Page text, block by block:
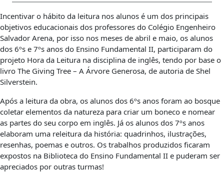
Incentivar o hábito da leitura nos alunos é um dos principais
objetivos educacionais dos professores do Colégio Engenheiro
Salvador Arena, por isso nos meses de abril e maio, os alunos
dos 6ºs e 7ºs anos do Ensino Fundamental II, participaram do
projeto Hora da Leitura na disciplina de inglês, tendo por base o
livro The Giving Tree – A Árvore Generosa, de autoria de Shel
Silverstein.
Após a leitura da obra, os alunos dos 6ºs anos foram ao bosque
coletar elementos da natureza para criar um boneco e nomear
as partes do seu corpo em inglês. Já os alunos dos 7ºs anos
elaboram uma releitura da história: quadrinhos, ilustrações,
resenhas, poemas e outros. Os trabalhos produzidos ficaram
expostos na Biblioteca do Ensino Fundamental II e puderam ser
apreciados por outras turmas!